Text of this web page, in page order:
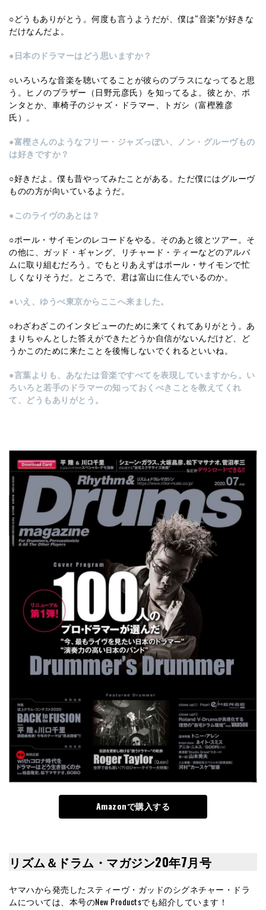
○どうもありがとう。何度も言うようだが、僕は“音楽”が好きな
だけなんだよ。
●日本のドラマーはどう思いますか？
○いろいろな音楽を聴いてることが彼らのプラスになってると思
う。ヒノのブラザー（日野元彦氏）を知ってるよ。彼とか、ポ
ンタとか、車椅子のジャズ・ドラマー、トガシ（富樫雅彦
氏）。
●富樫さんのようなフリー・ジャズっぽい、ノン・グルーヴもの
は好きですか？
○好きだよ。僕も昔やってみたことがある。ただ僕にはグルーヴ
ものの方が向いているようだ。
●このライヴのあとは？
○ポール・サイモンのレコードをやる。そのあと彼とツアー。そ
の他に、ガッド・ギャング、リチャード・ティーなどのアルバ
ムに取り組むだろう。でもとりあえずはポール・サイモンで忙
しくなりそうだ。ところで、君は富山に住んでいるのか。
●いえ、ゆうべ東京からここへ来ました。
○わざわざこのインタビューのために来てくれてありがとう。あ
まりちゃんとした答えができたどうか自信がないんだけど、ど
うかこのために来たことを後悔しないでくれるといいね。
●言葉よりも、あなたは音楽ですべてを表現していますから。い
ろいろと若手のドラマーの知っておくべきことを教えてくれ
て、どうもありがとう。
Amazonで購入する
リズム＆ドラム・マガジン20年7月号
ヤマハから発売したスティーヴ・ガッドのシグネチャー・ドラ
ムについては、本号のNew Productsでも紹介しています！